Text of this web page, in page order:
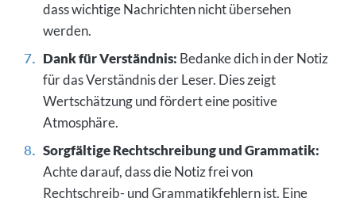
dass wichtige Nachrichten nicht übersehen
werden.
Dank für Verständnis: Bedanke dich in der Notiz
für das Verständnis der Leser. Dies zeigt
Wertschätzung und fördert eine positive
Atmosphäre.
Sorgfältige Rechtschreibung und Grammatik:
Achte darauf, dass die Notiz frei von
Rechtschreib- und Grammatikfehlern ist. Eine